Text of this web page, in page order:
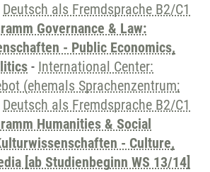
Deutsch als Fremdsprache B2/C1
Governance & Law:
- Public Economics,
- International Center:
(ehemals Sprachenzentrum;
Deutsch als Fremdsprache B2/C1
Humanities & Social
- Culture,
[ab Studienbeginn WS 13/14]